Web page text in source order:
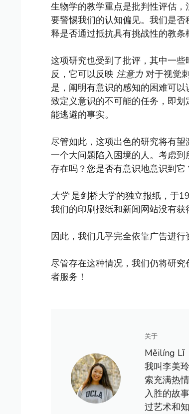
生物学的教学重点是批判性评估
要警惕我们的认知偏见。我们是
释是否通过抵抗具有挑战性的教条
这项研究也受到了批评，其中一
反，它可以反映 注意力 对于视觉
是，阐明有意识的感知的困难可
致定义意识的不可能的任务，即
能逃避的事实。
尽管如此，这项出色的研究将有
一个大问题陷入困境的人。考虑到
存在吗？您是否有意识地意识到它
大学是剑桥大学的独立报纸，于
我们的印刷报纸和新闻网站没有获
因此，我们几乎完全依靠广告进行
尽管存在这种情况，我们仍将研
者服务！
关于
Měilíng Lǐ
我叫李美
索充满热
入胜的故
过艺术和